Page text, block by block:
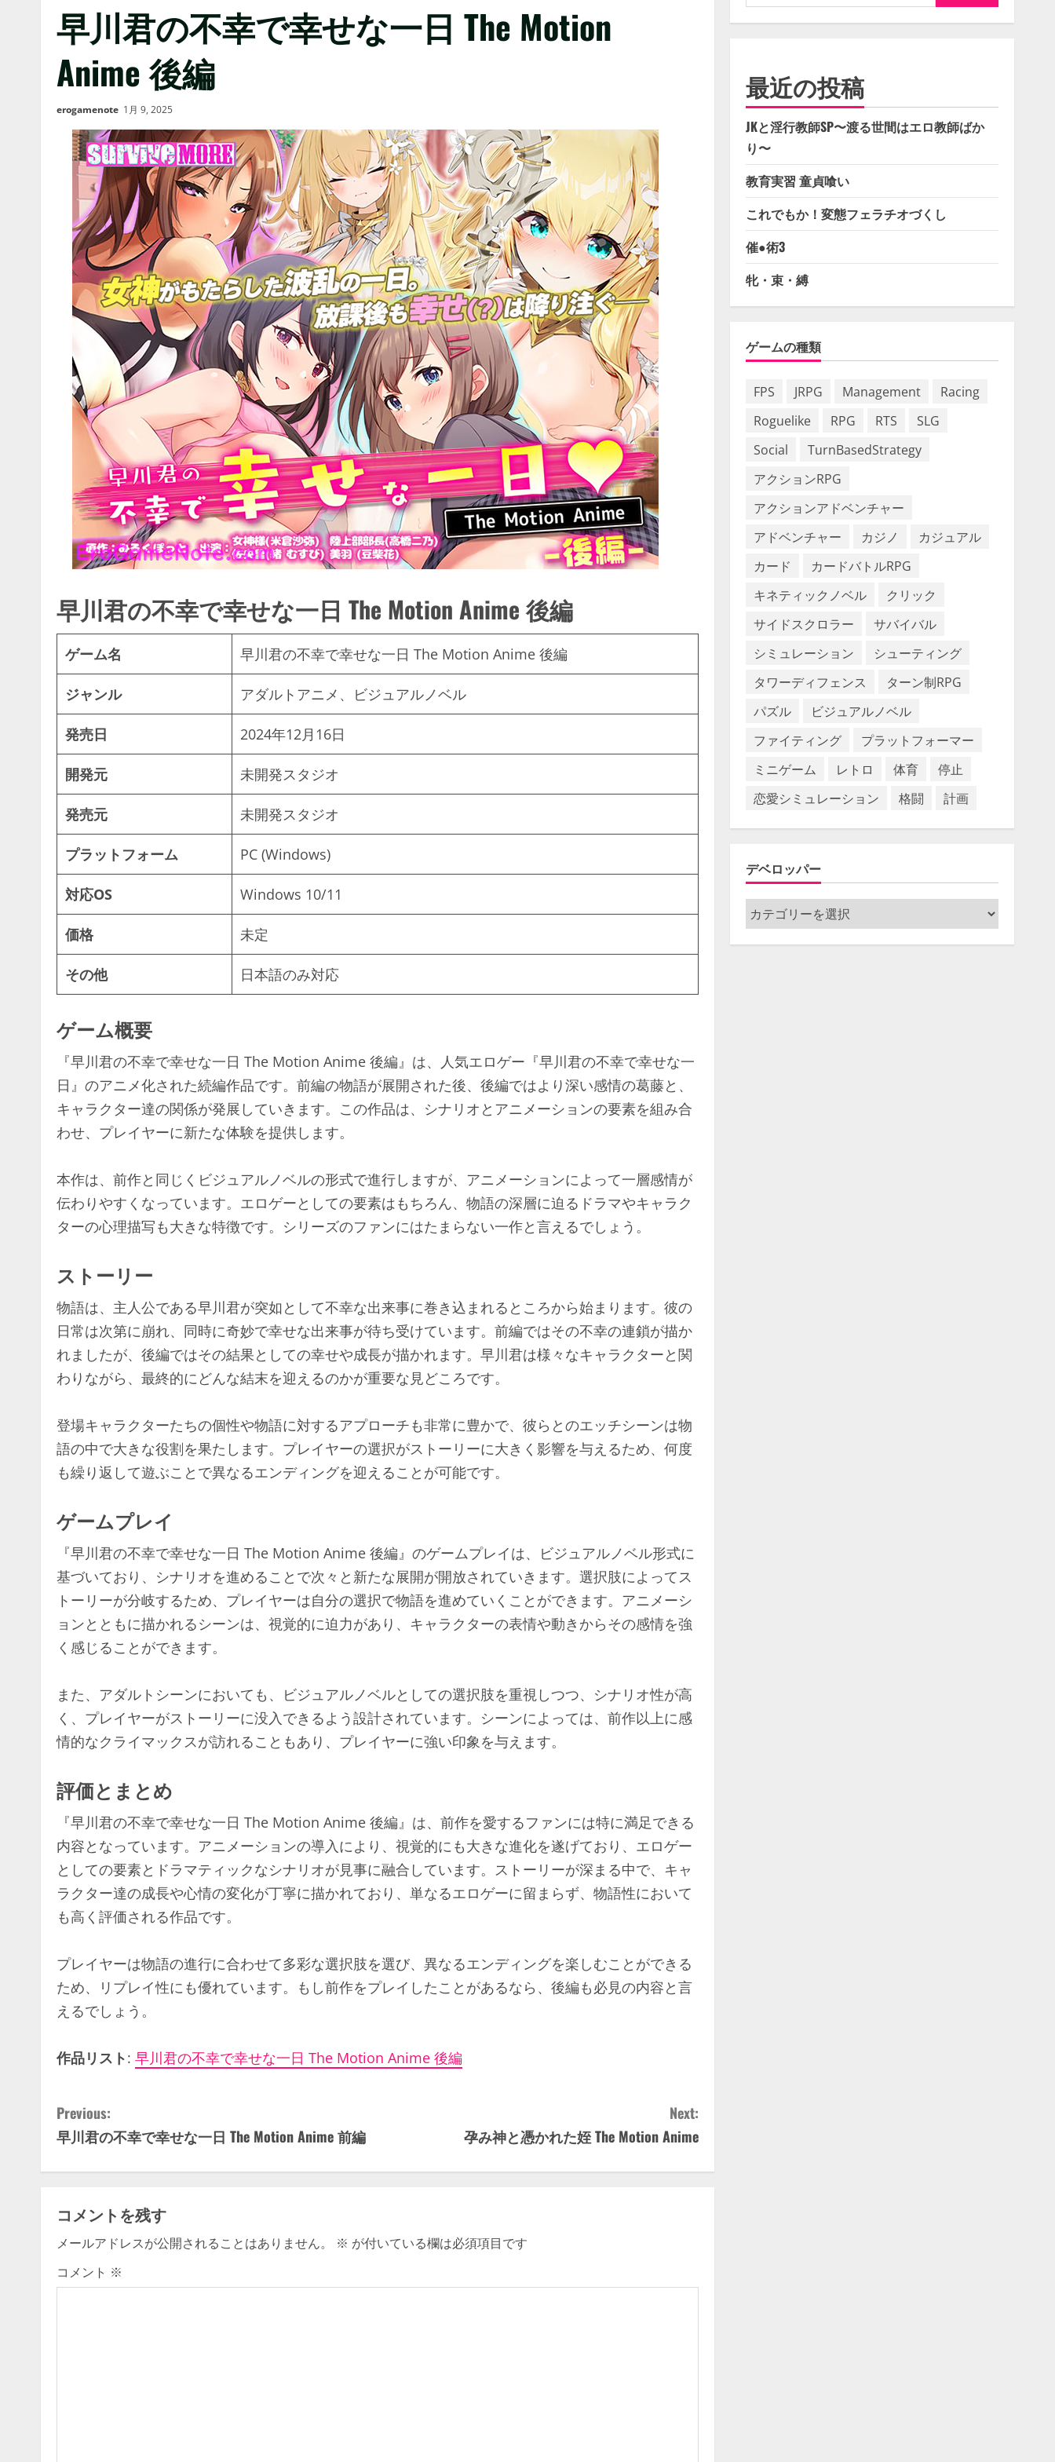
早川君の不幸で幸せな一日 The Motion
Anime 後編
erogamenote 1月 9, 2025
早川君の不幸で幸せな一日 The Motion Anime 後編
ゲーム名 早川君の不幸で幸せな一日 The Motion Anime 後編
ジャンル アダルトアニメ、ビジュアルノベル
発売日 2024年12月16日
開発元 未開発スタジオ
発売元 未開発スタジオ
プラットフォーム PC (Windows)
対応OS Windows 10/11
価格 未定
その他 日本語のみ対応
ゲーム概要
『早川君の不幸で幸せな一日 The Motion Anime 後編』は、人気エロゲー『早川君の不幸で幸せな一
日』のアニメ化された続編作品です。前編の物語が展開された後、後編ではより深い感情の葛藤と、
キャラクター達の関係が発展していきます。この作品は、シナリオとアニメーションの要素を組み合
わせ、プレイヤーに新たな体験を提供します。
本作は、前作と同じくビジュアルノベルの形式で進行しますが、アニメーションによって一層感情が
伝わりやすくなっています。エロゲーとしての要素はもちろん、物語の深層に迫るドラマやキャラク
ターの心理描写も大きな特徴です。シリーズのファンにはたまらない一作と言えるでしょう。
ストーリー
物語は、主人公である早川君が突如として不幸な出来事に巻き込まれるところから始まります。彼の
日常は次第に崩れ、同時に奇妙で幸せな出来事が待ち受けています。前編ではその不幸の連鎖が描か
れましたが、後編ではその結果としての幸せや成長が描かれます。早川君は様々なキャラクターと関
わりながら、最終的にどんな結末を迎えるのかが重要な見どころです。
登場キャラクターたちの個性や物語に対するアプローチも非常に豊かで、彼らとのエッチシーンは物
語の中で大きな役割を果たします。プレイヤーの選択がストーリーに大きく影響を与えるため、何度
も繰り返して遊ぶことで異なるエンディングを迎えることが可能です。
ゲームプレイ
『早川君の不幸で幸せな一日 The Motion Anime 後編』のゲームプレイは、ビジュアルノベル形式に
基づいており、シナリオを進めることで次々と新たな展開が開放されていきます。選択肢によってス
トーリーが分岐するため、プレイヤーは自分の選択で物語を進めていくことができます。アニメーシ
ョンとともに描かれるシーンは、視覚的に迫力があり、キャラクターの表情や動きからその感情を強
く感じることができます。
また、アダルトシーンにおいても、ビジュアルノベルとしての選択肢を重視しつつ、シナリオ性が高
く、プレイヤーがストーリーに没入できるよう設計されています。シーンによっては、前作以上に感
情的なクライマックスが訪れることもあり、プレイヤーに強い印象を与えます。
評価とまとめ
『早川君の不幸で幸せな一日 The Motion Anime 後編』は、前作を愛するファンには特に満足できる
内容となっています。アニメーションの導入により、視覚的にも大きな進化を遂げており、エロゲー
としての要素とドラマティックなシナリオが見事に融合しています。ストーリーが深まる中で、キャ
ラクター達の成長や心情の変化が丁寧に描かれており、単なるエロゲーに留まらず、物語性において
も高く評価される作品です。
プレイヤーは物語の進行に合わせて多彩な選択肢を選び、異なるエンディングを楽しむことができる
ため、リプレイ性にも優れています。もし前作をプレイしたことがあるなら、後編も必見の内容と言
えるでしょう。
作品リスト: 早川君の不幸で幸せな一日 The Motion Anime 後編
C
o
n
t
i
n
Previous:
早川君の不幸で幸せな一日 The Motion Anime 前編
Next:
孕み神と憑かれた姪 The Motion Anime
コメントを残す
メールアドレスが公開されることはありません。 ※ が付いている欄は必須項目です
コメント ※
索:
最近の投稿
JKと淫行教師SP〜渡る世間はエロ教師ばか
り〜
教育実習 童貞喰い
これでもか！変態フェラチオづくし
催●術3
牝・束・縛
ゲームの種類
FPS JRPG Management
Racing
Roguelike
RPG RTS
SLG
Social
TurnBasedStrategy
アクションRPG
アクションアドベンチャー
アドベンチャー
カジノ
カジュアル
カード
カードバトルRPG
キネティックノベル
クリック
サイドスクロラー
サバイバル
シミュレーション
シューティング
タワーディフェンス
ターン制RPG
パズル
ビジュアルノベル
ファイティング
プラットフォーマー
ミニゲーム
レトロ 体育
停止
恋愛シミュレーション
格闘 計画
デベロッパー
デ
ベ